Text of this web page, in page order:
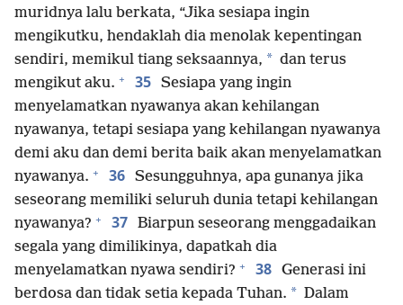
muridnya lalu berkata, “Jika sesiapa ingin
mengikutku, hendaklah dia menolak kepentingan
sendiri, memikul tiang seksaannya, * dan terus
mengikut aku. + 35 Sesiapa yang ingin
menyelamatkan nyawanya akan kehilangan
nyawanya, tetapi sesiapa yang kehilangan nyawanya
demi aku dan demi berita baik akan menyelamatkan
nyawanya. + 36 Sesungguhnya, apa gunanya jika
seseorang memiliki seluruh dunia tetapi kehilangan
nyawanya? + 37 Biarpun seseorang menggadaikan
segala yang dimilikinya, dapatkah dia
menyelamatkan nyawa sendiri? + 38 Generasi ini
berdosa dan tidak setia kepada Tuhan. * Dalam